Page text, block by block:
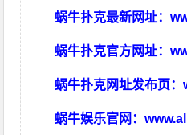
蜗牛扑克最新网址：
蜗牛扑克官方网址：
蜗牛扑克网址发布页：
蜗牛娱乐官网：